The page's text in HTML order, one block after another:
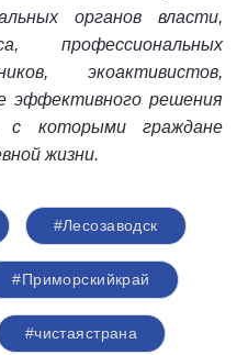
органов власти,
профессиональных
экоактивистов,
эффективного решения
с которыми граждане
жизни.
#Лесозаводск
#Приморскийкрай
#чистаястрана